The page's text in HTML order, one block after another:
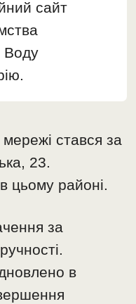
сайт
Воду
мережі стався за
23.
цьому районі.
за
в